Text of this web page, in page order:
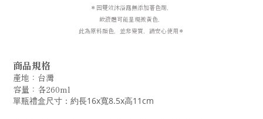
＊因雙效沐浴露無添加著色劑，
故液體可能呈現微黃色，
此為原料顏色，並非變質，請安心使用＊
商品規格
產地：台灣
容量：各260ml
單瓶禮盒尺寸：約長16x寬8.5x高11cm